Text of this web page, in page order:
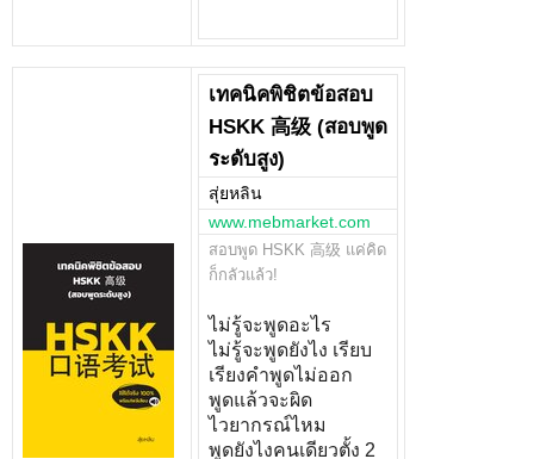
เทคนิคพิชิตข้อสอบ
HSKK 高级 (สอบพูด
ระดับสูง)
สุ่ยหลิน
www.mebmarket.com
สอบพูด HSKK 高级 แค่คิด
ก็กลัวแล้ว!
ไม่รู้จะพูดอะไร
ไม่รู้จะพูดยังไง เรียบ
เรียงคำพูดไม่ออก
พูดแล้วจะผิด
ไวยากรณ์ไหม
พูดยังไงคนเดียวตั้ง 2